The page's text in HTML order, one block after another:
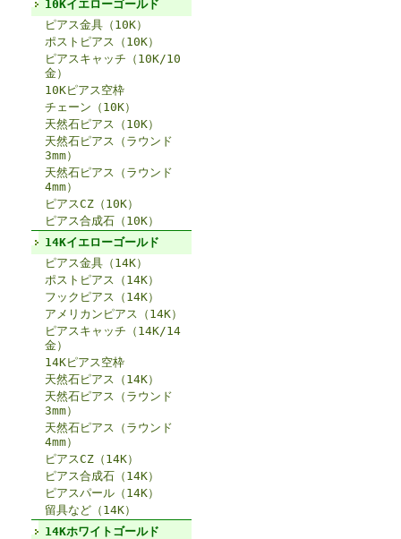
10Kイエローゴールド
ピアス金具（10K）
ポストピアス（10K）
ピアスキャッチ（10K/10
金）
10Kピアス空枠
チェーン（10K）
天然石ピアス（10K）
天然石ピアス（ラウンド
3mm）
天然石ピアス（ラウンド
4mm）
ピアスCZ（10K）
ピアス合成石（10K）
14Kイエローゴールド
ピアス金具（14K）
ポストピアス（14K）
フックピアス（14K）
アメリカンピアス（14K）
ピアスキャッチ（14K/14
金）
14Kピアス空枠
天然石ピアス（14K）
天然石ピアス（ラウンド
3mm）
天然石ピアス（ラウンド
4mm）
ピアスCZ（14K）
ピアス合成石（14K）
ピアスパール（14K）
留具など（14K）
14Kホワイトゴールド